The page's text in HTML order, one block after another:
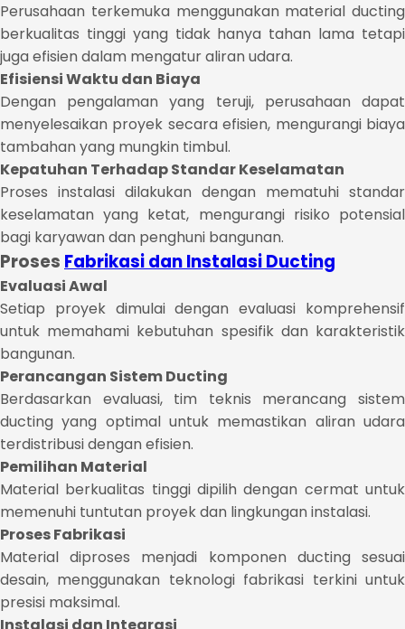
Perusahaan terkemuka menggunakan material ducting
berkualitas tinggi yang tidak hanya tahan lama tetapi
juga efisien dalam mengatur aliran udara.
Efisiensi Waktu dan Biaya
Dengan pengalaman yang teruji, perusahaan dapat
menyelesaikan proyek secara efisien, mengurangi biaya
tambahan yang mungkin timbul.
Kepatuhan Terhadap Standar Keselamatan
Proses instalasi dilakukan dengan mematuhi standar
keselamatan yang ketat, mengurangi risiko potensial
bagi karyawan dan penghuni bangunan.
Proses Fabrikasi dan Instalasi Ducting
Evaluasi Awal
Setiap proyek dimulai dengan evaluasi komprehensif
untuk memahami kebutuhan spesifik dan karakteristik
bangunan.
Perancangan Sistem Ducting
Berdasarkan evaluasi, tim teknis merancang sistem
ducting yang optimal untuk memastikan aliran udara
terdistribusi dengan efisien.
Pemilihan Material
Material berkualitas tinggi dipilih dengan cermat untuk
memenuhi tuntutan proyek dan lingkungan instalasi.
Proses Fabrikasi
Material diproses menjadi komponen ducting sesuai
desain, menggunakan teknologi fabrikasi terkini untuk
presisi maksimal.